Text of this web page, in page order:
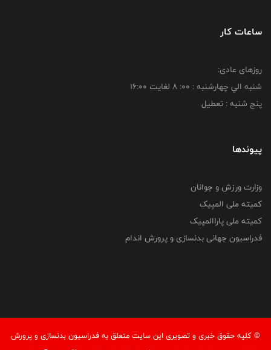
ساعات کار
روزهای عادی:
شنبه الي چهارشنبه : 00: 8 لغايت 16:00
پنج شنبه : تعطیل
پیوندها
وزارت ورزش و جوانان
کمیته ملی المپیک
کمیته ملی پاراالمپیک
فدراسیون جهانی بدنسازی و پرورش اندام
© کليه حقوق خبری و تصويری اين سايت متعلق به فدراسيون بدنسازی و پرورش